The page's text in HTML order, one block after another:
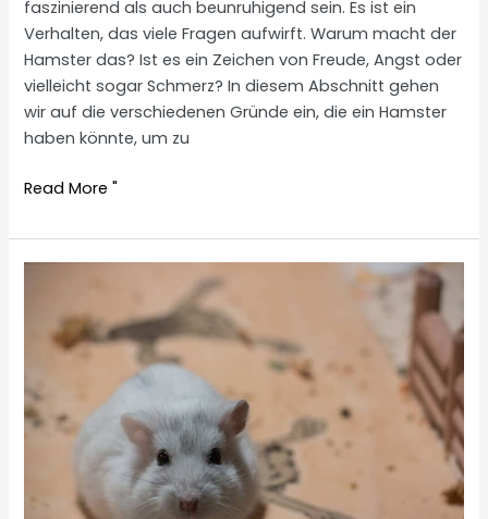
faszinierend als auch beunruhigend sein. Es ist ein
Verhalten, das viele Fragen aufwirft. Warum macht der
Hamster das? Ist es ein Zeichen von Freude, Angst oder
vielleicht sogar Schmerz? In diesem Abschnitt gehen
wir auf die verschiedenen Gründe ein, die ein Hamster
haben könnte, um zu
Hamster
Read More "